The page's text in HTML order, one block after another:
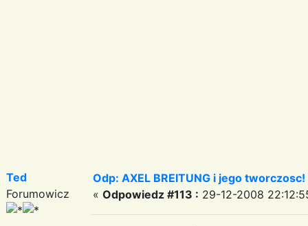
Ted
Forumowicz
Odp: AXEL BREITUNG i jego
« Odpowiedz #113 : 29-12-2008